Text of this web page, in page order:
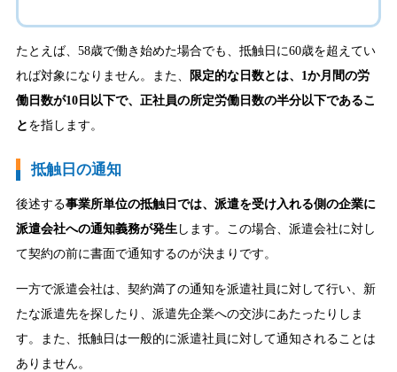
たとえば、58歳で働き始めた場合でも、抵触日に60歳を超えてい
れば対象になりません。また、
限定的な日数とは、1か月間の労
働日数が10日以下で、正社員の所定労働日数の半分以下であるこ
とを指します。
抵触日の通知
後述する事業所単位の抵触日では、派遣を受け入れる側の企業に
派遣会社への通知義務が発生 します。この場合、派遣会社に対し
て契約の前に書面で通知するのが決まりです。
一方で派遣会社は、契約満了の通知を派遣社員に対して行い、新
たな派遣先を探したり、派遣先企業への交渉にあたったりしま
す。また、抵触日は一般的に派遣社員に対して通知されることは
ありません。